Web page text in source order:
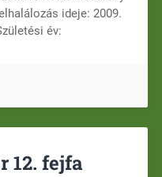
ideje: 2009.
év:
12. fejfa